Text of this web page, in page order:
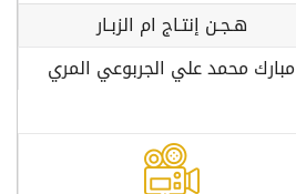
هـجـن إنتـاج ام الزبـار
مبارك محمد علي الجربوعي المري